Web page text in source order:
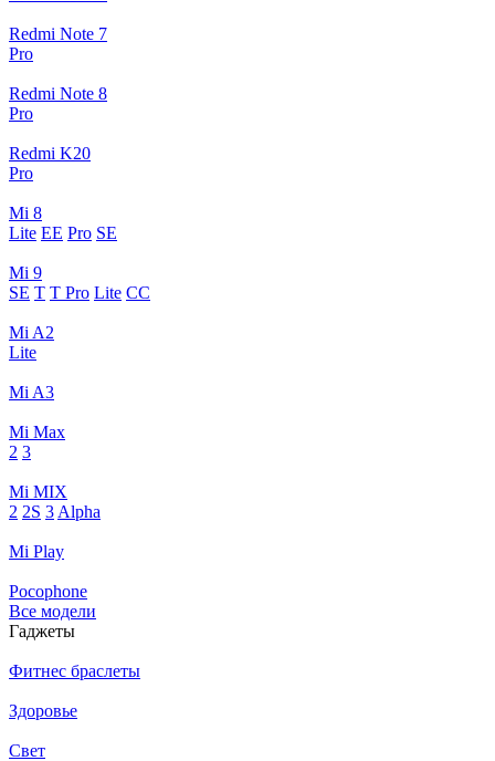
Redmi Note 7
Pro
Redmi Note 8
Pro
Redmi K20
Pro
Mi 8
Lite EE Pro SE
Mi 9
SE T T Pro Lite CC
Mi A2
Lite
Mi A3
Mi Max
2 3
Mi MIX
2 2S 3 Alpha
Mi Play
Pocophone
Все модели
Гаджеты
Фитнес браслеты
Здоровье
Свет